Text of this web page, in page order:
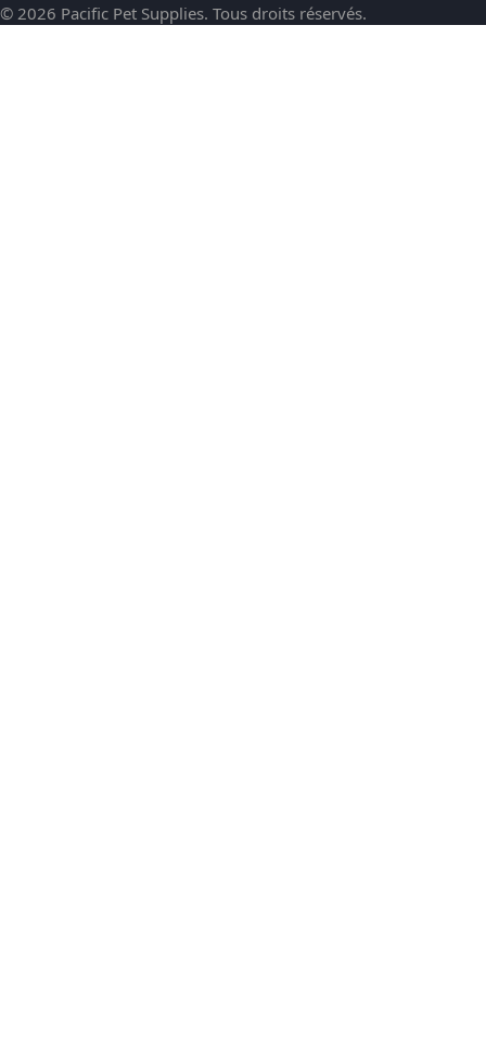
© 2026 Pacific Pet Supplies. Tous droits réservés.